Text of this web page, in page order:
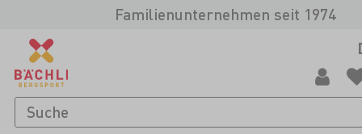
Familienunternehmen seit 1974